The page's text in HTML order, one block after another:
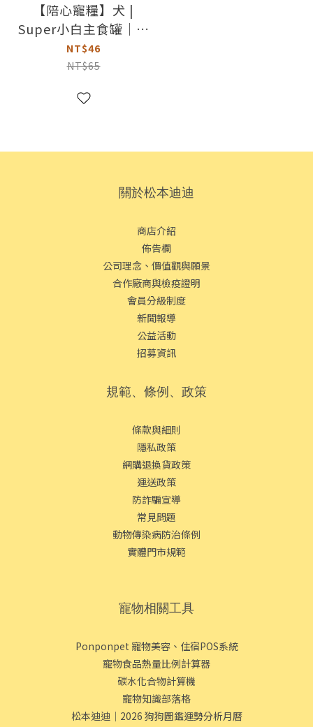
【陪心寵糧】犬 |
Super小白主食罐｜雞
魚 x 野莓
NT$46
NT$65
關於松本迪迪
商店介紹
佈告欄
公司理念、價值觀與願景
合作廠商與檢疫證明
會員分級制度
新聞報導
公益活動
招募資訊
規範、條例、政策
條款與細則
隱私政策
網購退換貨政策
運送政策
防詐騙宣導
常見問題
動物傳染病防治條例
實體門市規範
寵物相關工具
Ponponpet 寵物美容、住宿POS系統
寵物食品熱量比例計算器
碳水化合物計算機
寵物知識部落格
松本迪迪｜2026 狗狗圖鑑運勢分析月曆